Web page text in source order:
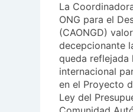
La
ONG para el
(CAONGD)
decepcionante
queda reflejada
internacional
en el Proyecto
Ley del